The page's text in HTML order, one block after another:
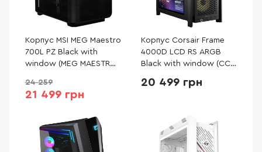
Корпус MSI MEG Maestro
700L PZ Black with
window (MEG MAESTRO
24 259
21 499 грн
Корпус Corsair Frame
4000D LCD RS ARGB
Black with window (CC-
20 499 грн